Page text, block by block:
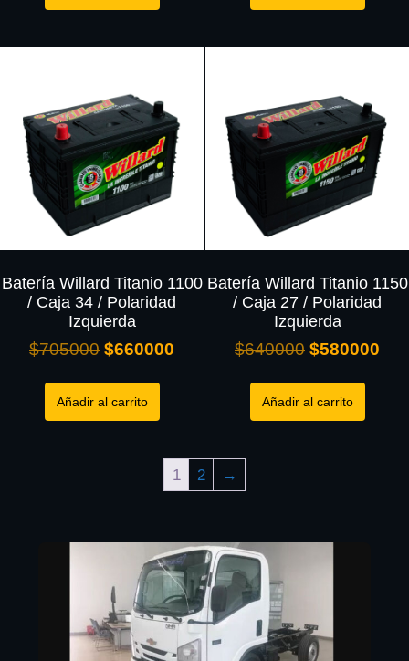
Batería Willard Titanio 1100
/ Caja 34 / Polaridad
Izquierda
$705000 $660000
Añadir al carrito
Batería Willard Titanio 1150
/ Caja 27 / Polaridad
Izquierda
$640000 $580000
Añadir al carrito
1 2 →